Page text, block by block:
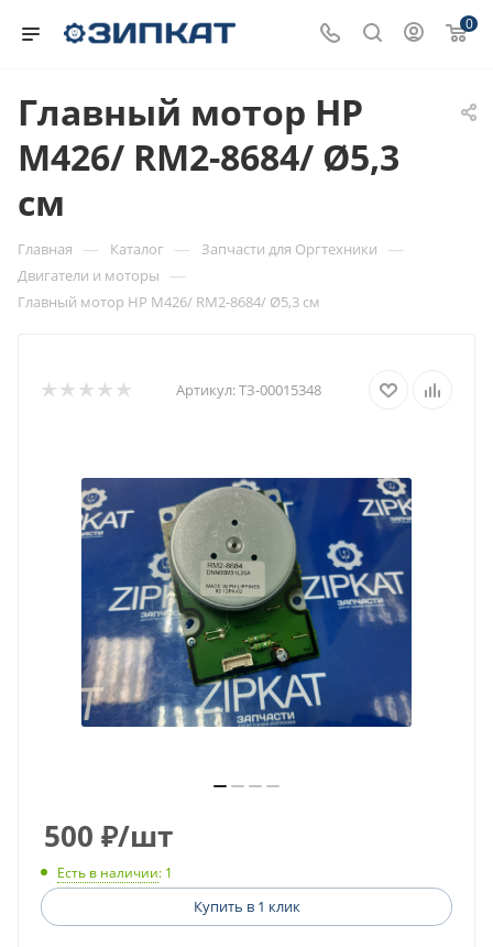
0
Главный мотор HP
M426/ RM2-8684/ Ø5,3
см
Главная — Каталог — Запчасти для Оргтехники —
Двигатели и моторы —
Главный мотор HP M426/ RM2-8684/ Ø5,3 см
Артикул:ТЗ-00015348
500 ₽/шт
Есть в наличии: 1
Купить в 1 клик